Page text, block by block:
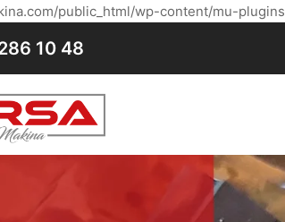
public_html/wp-content/mu-plugins
10 48